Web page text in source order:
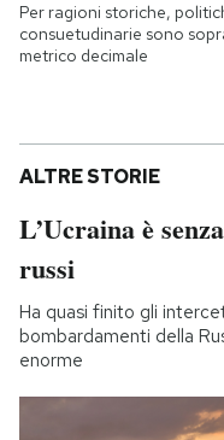
Per ragioni storiche,
consuetudinarie sono
metrico decimale
ALTRE STORIE
L’Ucraina è
russi
Ha quasi finito gli
bombardamenti della
enorme